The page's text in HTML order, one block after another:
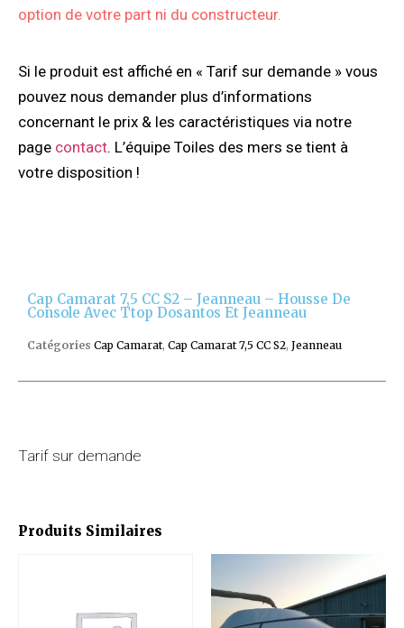
option de votre part ni du constructeur.
Si le produit est affiché en « Tarif sur demande » vous
pouvez nous demander plus d’informations
concernant le prix & les caractéristiques via notre
page contact. L’équipe Toiles des mers se tient à
votre disposition !
Produits Similaires
Cap Camarat 7,5 CC S2 – Jeanneau – Housse De
Console Avec Ttop Dosantos Et Jeanneau
Catégories Cap Camarat, Cap Camarat 7,5 CC S2, Jeanneau
Tarif sur demande